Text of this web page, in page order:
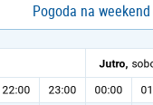
Pogoda na weekend